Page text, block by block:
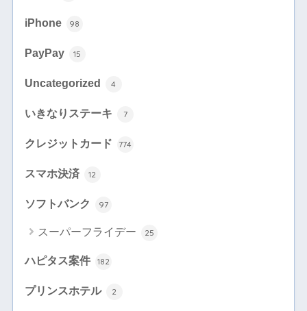
iPhone 98
PayPay 15
Uncategorized 4
いきなりステーキ 7
クレジットカード 774
スマホ決済 12
ソフトバンク 97
スーパーフライデー 25
ハピタス案件 182
プリンスホテル 2